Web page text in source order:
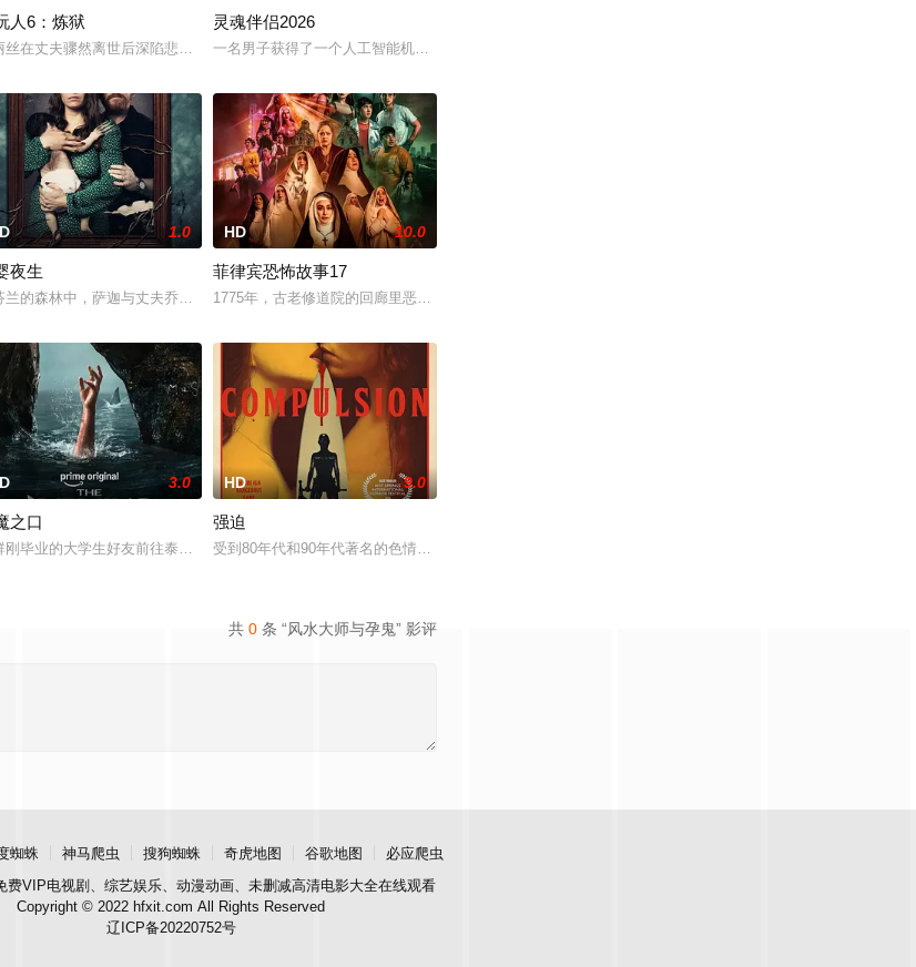
追查真相，誓要找出躲在屏幕背后的始作俑者
衰退。双胞胎妹妹徐仁的离奇死亡，被警方定性为自杀，但她笃定其中另有隐情。不
人6：炼狱
丝在丈夫骤然离世后深陷悲痛，受邀前往公婆的乡间庄园暂住，试图和丈夫的家人互相慰藉，一同走出丧亲的阴霾。可入住
灵魂伴侣2026
一名男子获得了一个人工智能机器人，以应对刚刚去世的妻子的去世。 为了创造一个真正有知觉的伴侣，他无
，从医院醒来的她发现，身边每一个男人竟都长
在旧港口。“内华达之瑰”号三十年前曾全员遇难，如今再次归来。对于为数不多还
1.0
夜生
兰的森林中，萨迦与丈夫乔恩迎来了为人父母的新篇章。然而萨迦的喜悦被一股令人发寒的疑惧笼罩——她对新生儿产生了
HD 10.0
菲律宾恐怖故事17
1775年，古老修道院的回廊里恶灵潜藏，血腥诅咒悄然蔓延，修女们接连坠入死亡深渊；2025年万圣节狂欢夜
守的宗教小镇，试图展开全新生活。在这
楼梯间凭空消失；隔壁单元里，独居女孩林雨彤（刘浩存 饰）在熟睡中被人侵犯
3.0
之口
刚毕业的大学生好友前往泰国海岸，开启步入社会前的最后一场冒险，慕名报名了名为 “恶魔之口” 的偏远洞穴潜水游
HD 9.0
强迫
受到80年代和90年代著名的色情惊悚片《致命吸引力》、《本能》和《单身白人女性》的启发，《强迫》以两
共 0 条 “风水大师与孕鬼” 影评
蜘蛛 神马爬虫 搜狗蜘蛛 奇虎地图 谷歌地图
必应爬虫
费VIP电视剧、综艺娱乐、动漫动画、未删减高清电影大全在线观看
Copyright © 2022 hfxit.com All Rights Reserved
辽ICP备20220752号